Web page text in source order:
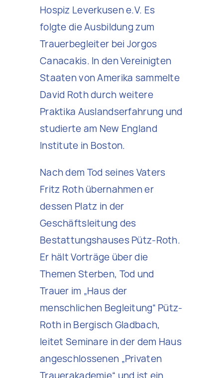
Hospiz Leverkusen e.V. Es
folgte die Ausbildung zum
Trauerbegleiter bei Jorgos
Canacakis. In den Vereinigten
Staaten von Amerika sammelte
David Roth durch weitere
Praktika Auslandserfahrung und
studierte am New England
Institute in Boston.
Nach dem Tod seines Vaters
Fritz Roth übernahmen er
dessen Platz in der
Geschäftsleitung des
Bestattungshauses Pütz-Roth.
Er hält Vorträge über die
Themen Sterben, Tod und
Trauer im „Haus der
menschlichen Begleitung“ Pütz-
Roth in Bergisch Gladbach,
leitet Seminare in der dem Haus
angeschlossenen „Privaten
Trauerakademie“ und ist ein